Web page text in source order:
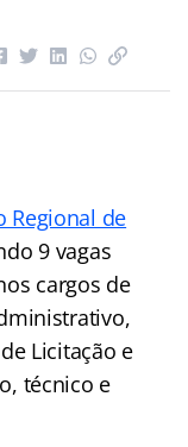
Regional de
9 vagas
cargos de
Licitação e
técnico e